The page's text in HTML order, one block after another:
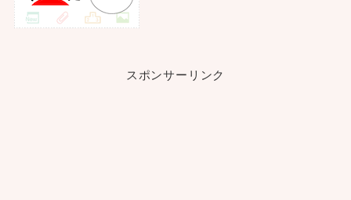
スポンサーリンク